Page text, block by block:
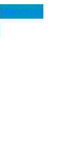
Macchine